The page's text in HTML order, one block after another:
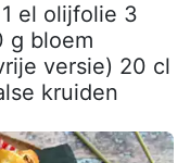
el olijfolie 3
g bloem
versie) 20 cl
kruiden